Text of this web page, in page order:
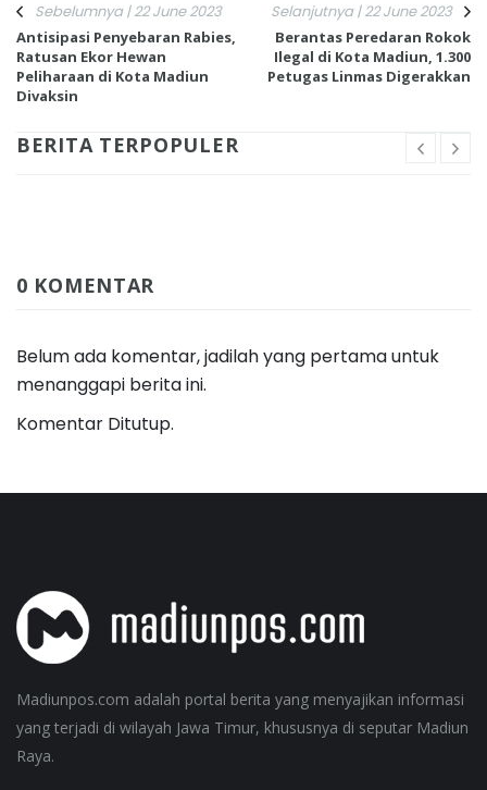
Sebelumnya | 22 June 2023
Antisipasi Penyebaran Rabies,
Ratusan Ekor Hewan
Peliharaan di Kota Madiun
Divaksin
Selanjutnya | 22 June 2023
Berantas Peredaran Rokok
Ilegal di Kota Madiun, 1.300
Petugas Linmas Digerakkan
BERITA TERPOPULER
0 KOMENTAR
Belum ada komentar, jadilah yang pertama untuk
menanggapi berita ini.
Komentar Ditutup.
Madiunpos.com adalah portal berita yang menyajikan informasi
yang terjadi di wilayah Jawa Timur, khususnya di seputar Madiun
Raya.